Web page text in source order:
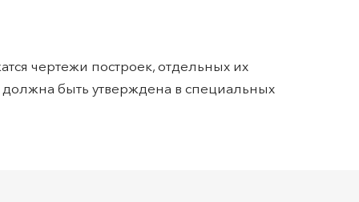
чертежи построек, отдельных их
быть утверждена в специальных